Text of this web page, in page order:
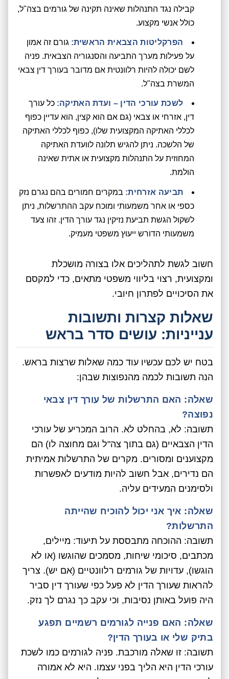
קבילה נגד התנהלות שאינה תקינה של גורמים בצה"ל,
כולל אנשי מקצוע.
הפרקליטות הצבאית הראשית: גורם זה אמון
על פעילות מערך התביעה והסנגוריה הצבאית. פניה
לשם יכולה להיות רלוונטית אם מדובר בעורך דין צבאי
המשרת בצה"ל.
לשכת עורכי הדין – ועדת האתיקה: כל עורך
דין, אזרחי או צבאי (גם אם הוא קצין, הוא עדיין כפוף
לכללי האתיקה המקצועית שלו), כפוף לכללי האתיקה
של הלשכה. ניתן להגיש תלונה לוועדת האתיקה
המחוזית על התנהלות מקצועית או אתית שאינה
הולמת.
תביעה אזרחית: במקרים חמורים בהם נגרם נזק
כספי או אחר משמעותי ומוכח עקב ההתרשלות, ניתן
לשקול הגשת תביעת נזיקין נגד עורך הדין. זהו צעד
משמעותי הדורש ייעוץ משפטי מעמיק.
חשוב לגשת לתהליכים אלו בצורה מושכלת
ומקצועית, רצוי בליווי משפטי מתאים, כדי למקסם
את הסיכויים לפתרון חיובי.
שאלות קצרות ותשובות
ענייניות: עושים סדר בראש
בטח יש לכם עכשיו עוד כמה שאלות שרצות בראש.
הנה תשובות לכמה מהנפוצות שבהן:
שאלה: האם התרשלות של עורך דין צבאי
נפוצה?
תשובה: לא, בהחלט לא. הרוב המכריע של עורכי
הדין הצבאיים (גם בתוך צה"ל וגם מחוצה לו) הם
מקצוענים ומסורים. מקרים של התרשלות אמיתית
הם נדירים, אבל חשוב להיות מודעים לאפשרות
ולסימנים המעידים עליה.
שאלה: איך אני יכול להוכיח שהייתה
התרשלות?
תשובה: ההוכחה מתבססת על תיעוד: מיילים,
מכתבים, סיכומי שיחות, מסמכים שהוגשו (או לא
הוגשו), עדויות של גורמים רלוונטיים (אם יש). צריך
להראות שעורך הדין לא פעל כפי שעורך דין סביר
היה פועל באותן נסיבות, וכי עקב כך נגרם לך נזק.
שאלה: האם פנייה לגורמים רשמיים תפגע
בתיק שלי או בעורך הדין?
תשובה: זו שאלה מורכבת. פניה לגורמים כמו לשכת
עורכי הדין היא הליך בפני עצמו. היא לא אמורה